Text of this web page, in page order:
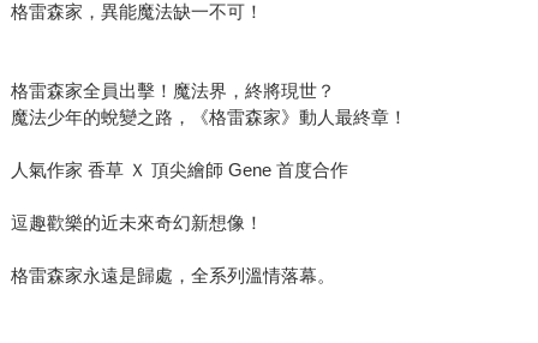
格雷森家，異能魔法缺一不可！
格雷森家全員出擊！魔法界，終將現世？
魔法少年的蛻變之路，《格雷森家》動人最終章！
人氣作家 香草 Ｘ 頂尖繪師 Gene 首度合作
逗趣歡樂的近未來奇幻新想像！
格雷森家永遠是歸處，全系列溫情落幕。